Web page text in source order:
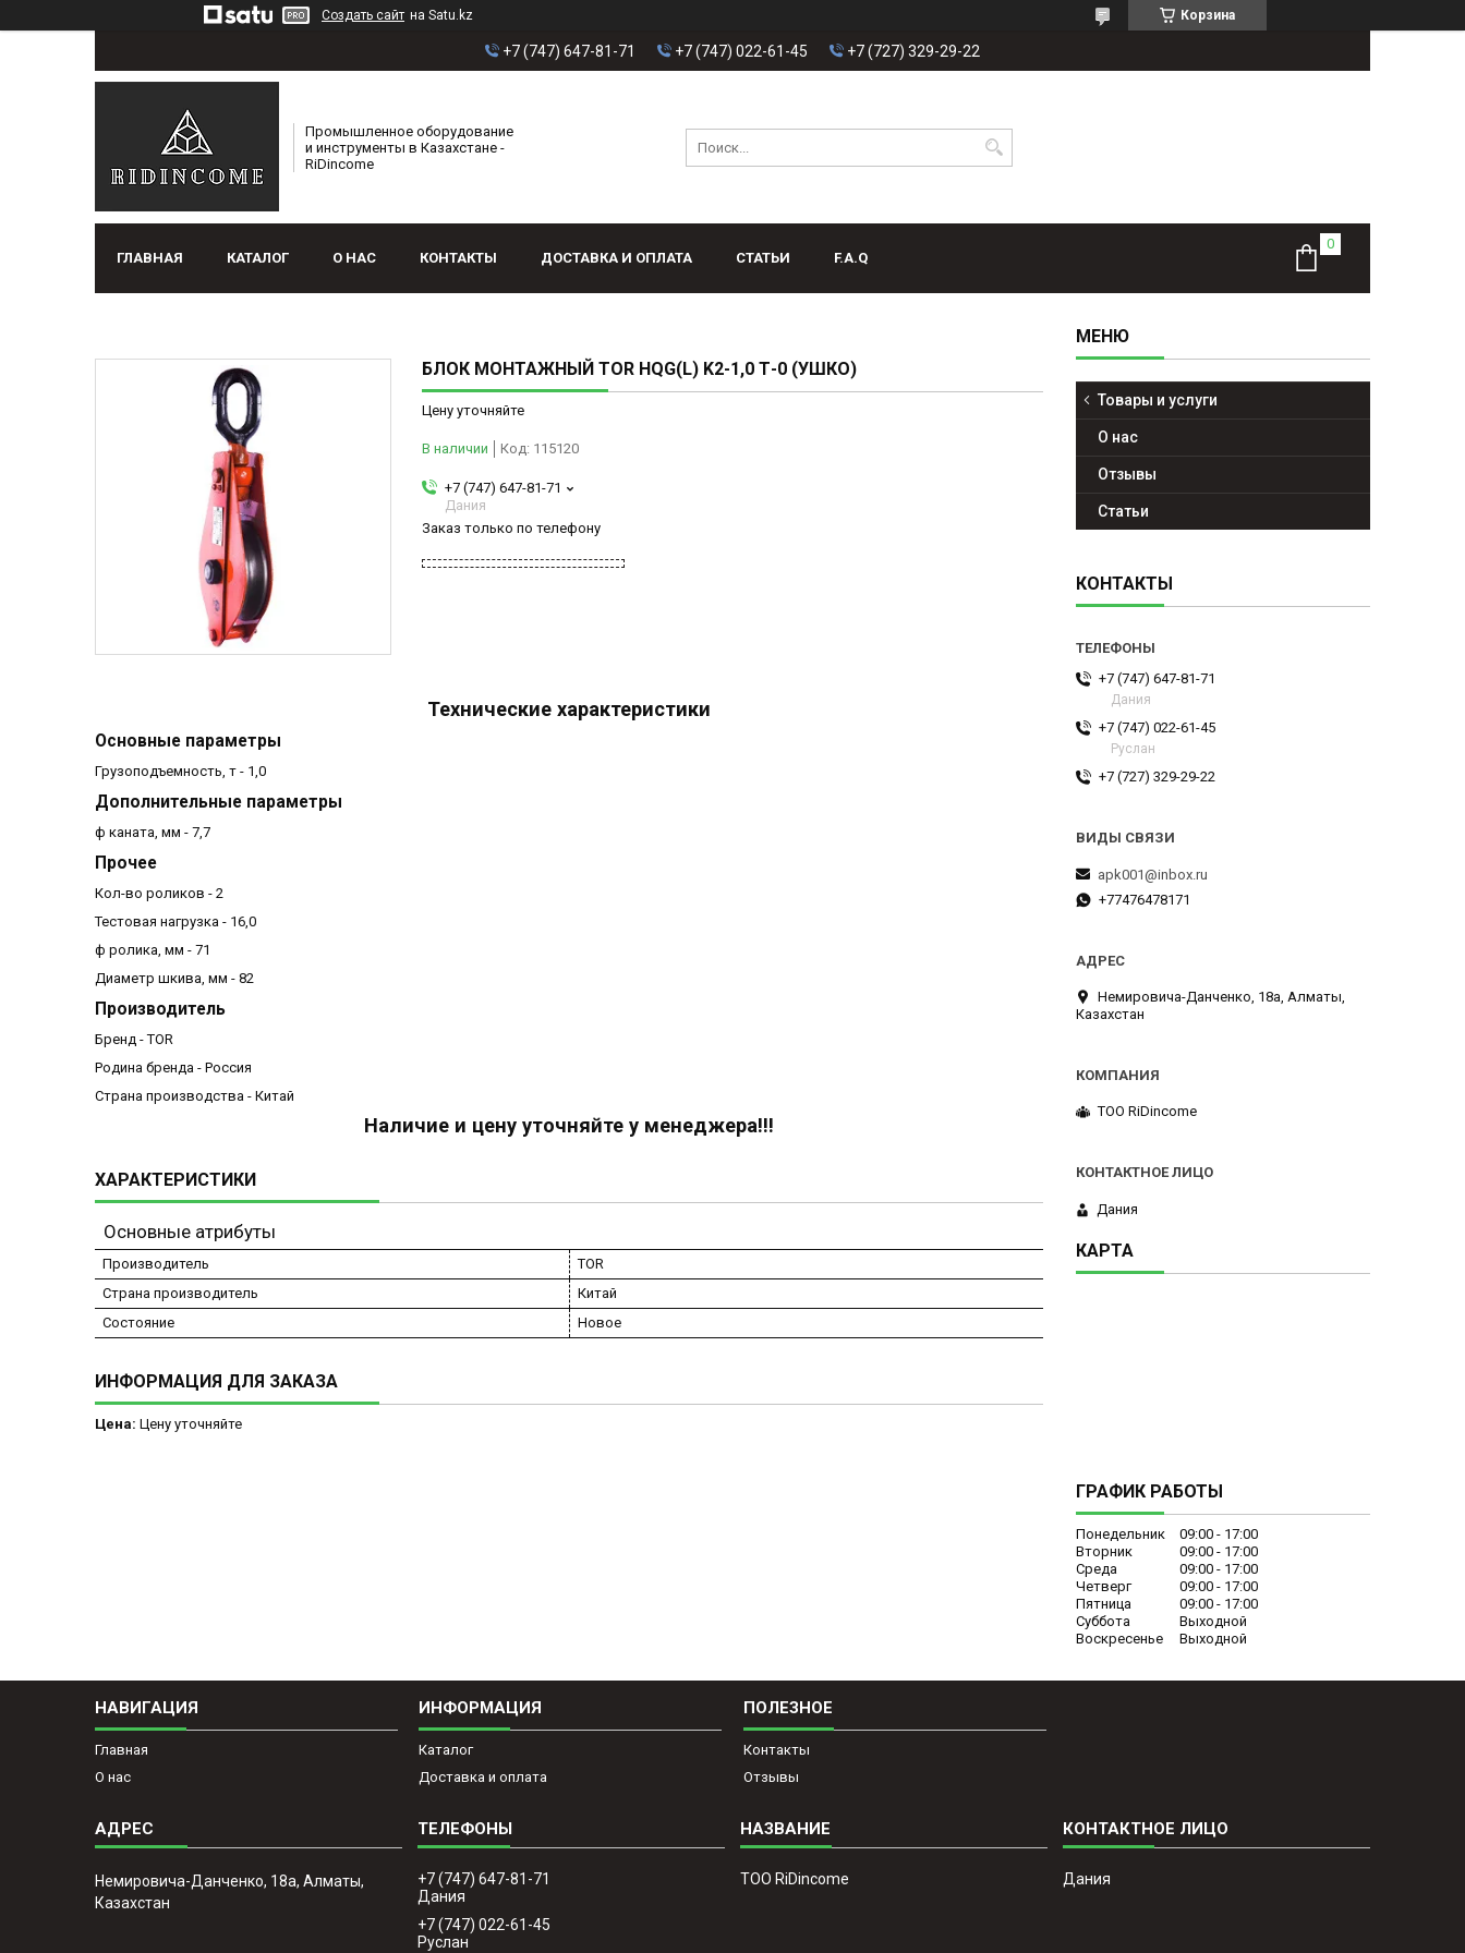
Создать сайт на Satu.kz Корзина
+7 (747) 647-81-71 +7 (747) 022-61-45 +7 (727) 329-29-22
Промышленное оборудование
и инструменты в Казахстане -
RiDincome
ГЛАВНАЯ КАТАЛОГ О НАС КОНТАКТЫ ДОСТАВКА И ОПЛАТА СТАТЬИ F.A.Q
БЛОК МОНТАЖНЫЙ TOR HQG(L) K2-1,0 Т-0 (УШКО)
Цену уточняйте
В наличии Код: 115120
+7 (747) 647-81-71
Дания
Заказ только по телефону
Технические характеристики
Основные параметры
Грузоподъемность, т - 1,0
Дополнительные параметры
ф каната, мм - 7,7
Прочее
Кол-во роликов - 2
Тестовая нагрузка - 16,0
ф ролика, мм - 71
Диаметр шкива, мм - 82
Производитель
Бренд - TOR
Родина бренда - Россия
Страна производства - Китай
Наличие и цену уточняйте у менеджера!!!
ХАРАКТЕРИСТИКИ
Основные атрибуты
Производитель
TOR
Страна производитель
Китай
Состояние
Новое
ИНФОРМАЦИЯ ДЛЯ ЗАКАЗА
Цена: Цену уточняйте
Товары и услуги
О нас
Отзывы
Статьи
КОНТАКТЫ
+7 (747) 647-81-71
Дания
+7 (747) 022-61-45
Руслан
+7 (727) 329-29-22
apk001@inbox.ru
+77476478171
Немировича-Данченко, 18а, Алматы,
Казахстан
ТОО RiDincome
Дания
КАРТА
ГРАФИК РАБОТЫ
Понедельник 09:00
17:00
Вторник
09:00
17:00
Среда
09:00
17:00
Четверг
09:00
17:00
Пятница
09:00
17:00
Суббота
Выходной
Воскресенье
Выходной
НАВИГАЦИЯ
Главная
О нас
ИНФОРМАЦИЯ
Каталог
Доставка и оплата
ПОЛЕЗНОЕ
Контакты
Отзывы
Немировича-Данченко, 18а, Алматы,
Казахстан
+7 (747) 647-81-71
Дания
+7 (747) 022-61-45
Руслан
ТОО RiDincome Дания